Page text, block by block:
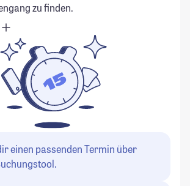
zu finden.
einen passenden Termin über